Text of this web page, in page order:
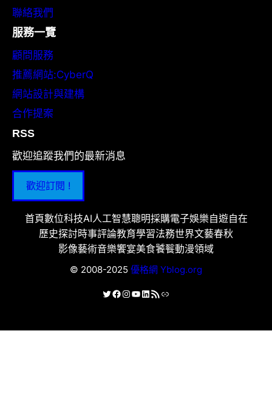
聯絡我們
服務一覽
顧問服務
推薦網站:CyberQ
網站設計與建構
合作提案
RSS
歡迎追蹤我們的最新消息
歡迎訂閱 !
首頁數位科技AI人工智慧聰明採購電子娛樂自遊自在
歷史探討時事評論教育學習法務世界文藝春秋
影像藝術音樂饗宴美食饕餮動漫領域
© 2008-2025 優格網 Yblog.org
X Facebook
Instagram
YouTube
LinkedIn
RSS 資訊提供連結